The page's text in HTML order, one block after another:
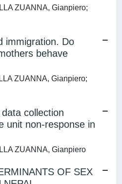
ZUANNA, Gianpiero;
immigration. Do
behave
ZUANNA, Gianpiero;
collection
unit non-response in
ZUANNA, Gianpiero
OF SEX